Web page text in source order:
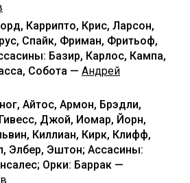
Каррипто, Крис, Ларсон,
Спайк, Фриман, Фритьоф,
Базир, Карлос, Кампа,
Собота — Андрей
Айтос, Армон, Брэдли,
Джой, Иомар, Йорн,
Киллиан, Кирк, Клифф,
Элбер, Эштон; Ассасины:
Орки: Баррак —